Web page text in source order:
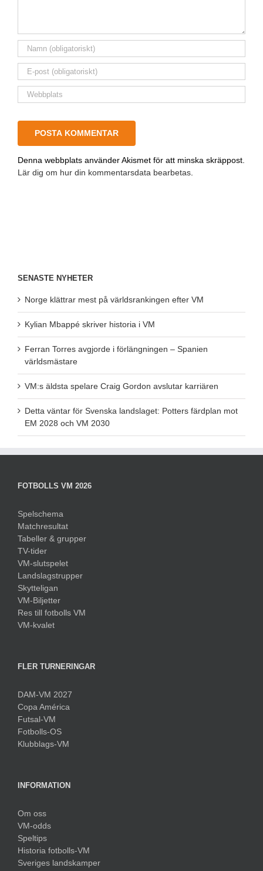
Denna webbplats använder Akismet för att minska skräppost.
Lär dig om hur din kommentarsdata bearbetas
SENASTE NYHETER
Norge klättrar mest på världsrankingen efter VM
Kylian Mbappé skriver historia i VM
Ferran Torres avgjorde i förlängningen – Spanien
världsmästare
VM:s äldsta spelare Craig Gordon avslutar karriären
Detta väntar för Svenska landslaget: Potters färdplan mot
EM 2028 och VM 2030
FOTBOLLS VM 2026
Spelschema
Matchresultat
Tabeller & grupper
TV-tider
VM-slutspelet
Landslagstrupper
Skytteligan
VM-Biljetter
Res till fotbolls VM
VM-kvalet
FLER TURNERINGAR
DAM-VM 2027
Copa América
Futsal-VM
Fotbolls-OS
Klubblags-VM
INFORMATION
Om oss
VM-odds
Speltips
Historia fotbolls-VM
Sveriges landskamper